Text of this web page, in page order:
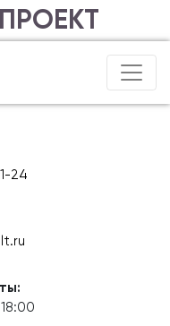
24